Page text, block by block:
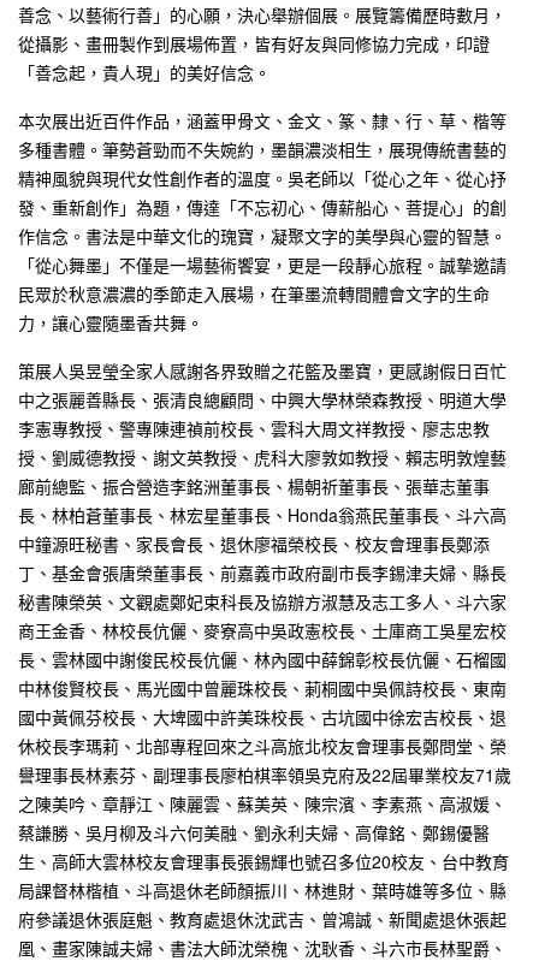
善念、以藝術行善」的心願，決心舉辦個展。展覽籌備歷時數月，
從攝影、畫冊製作到展場佈置，皆有好友與同修協力完成，印證
「善念起，貴人現」的美好信念。
本次展出近百件作品，涵蓋甲骨文、金文、篆、隸、行、草、楷等
多種書體。筆勢蒼勁而不失婉約，墨韻濃淡相生，展現傳統書藝的
精神風貌與現代女性創作者的溫度。吳老師以「從心之年、從心抒
發、重新創作」為題，傳達「不忘初心、傳薪船心、菩提心」的創
作信念。書法是中華文化的瑰寶，凝聚文字的美學與心靈的智慧。
「從心舞墨」不僅是一場藝術饗宴，更是一段靜心旅程。誠摯邀請
民眾於秋意濃濃的季節走入展場，在筆墨流轉間體會文字的生命
力，讓心靈隨墨香共舞。
策展人吳昱瑩全家人感謝各界致贈之花籃及墨寶，更感謝假日百忙
中之張麗善縣長、張清良總顧問、中興大學林榮森教授、明道大學
李憲專教授、警專陳連禎前校長、雲科大周文祥教授、廖志忠教
授、劉威德教授、謝文英教授、虎科大廖敦如教授、賴志明敦煌藝
廊前總監、振合營造李銘洲董事長、楊朝祈董事長、張華志董事
長、林柏蒼董事長、林宏星董事長、Honda翁燕民董事長、斗六高
中鐘源旺秘書、家長會長、退休廖福榮校長、校友會理事長鄭添
丁、基金會張唐榮董事長、前嘉義市政府副市長李錫津夫婦、縣長
秘書陳榮英、文觀處鄭妃束科長及協辦方淑慧及志工多人、斗六家
商王金香、林校長伉儷、麥寮高中吳政憲校長、土庫商工吳星宏校
長、雲林國中謝俊民校長伉儷、林內國中薛錦彰校長伉儷、石榴國
中林俊賢校長、馬光國中曾麗珠校長、莿桐國中吳佩詩校長、東南
國中黃佩芬校長、大埤國中許美珠校長、古坑國中徐宏吉校長、退
休校長李瑪莉、北部專程回來之斗高旅北校友會理事長鄭問堂、榮
譽理事長林素芬、副理事長廖柏棋率領吳克府及22屆畢業校友71歲
之陳美吟、章靜江、陳麗雲、蘇美英、陳宗濱、李素燕、高淑媛、
蔡謙勝、吳月柳及斗六何美融、劉永利夫婦、高偉銘、鄭錫優醫
生、高師大雲林校友會理事長張錫輝也號召多位20校友、台中教育
局課督林楷植、斗高退休老師顏振川、林進財、葉時雄等多位、縣
府參議退休張庭魁、教育處退休沈武吉、曾鴻誠、新聞處退休張起
凰、畫家陳誠夫婦、書法大師沈榮槐、沈耿香、斗六市長林聖爵、